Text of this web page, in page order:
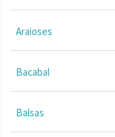
Araioses
Bacabal
Balsas